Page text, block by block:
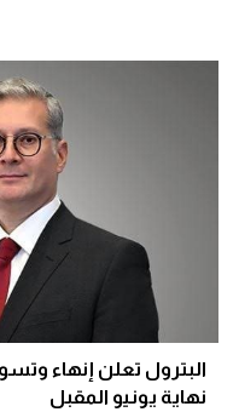
البترول تعلن إنهاء
نهاية يونيو المقبل